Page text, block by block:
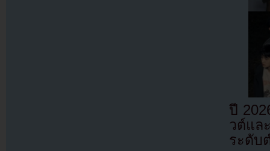
ปี
วต์แล
ระดับ